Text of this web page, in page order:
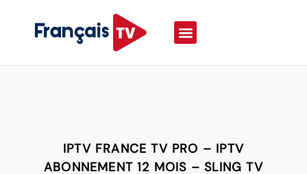
IPTV FRANCE TV PRO – IPTV
ABONNEMENT 12 MOIS – SLING TV